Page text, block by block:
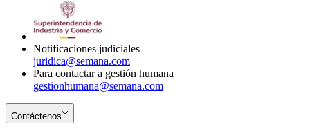
Notificaciones judiciales
juridica@semana.com
Para contactar a gestión humana
gestionhumana@semana.com
Contáctenos